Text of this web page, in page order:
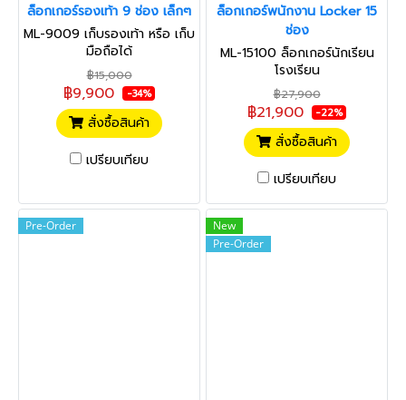
ล็อกเกอร์รองเท้า 9 ช่อง เล็กๆ
ML-9009 เก็บรองเท้า หรือ เก็บ
มือถือได้
฿15,000
฿9,900 -34%
สั่งซื้อสินค้า
เปรียบเทียบ
ล็อกเกอร์พนักงาน Locker 15
ช่อง
ML-15100 ล็อกเกอร์นักเรียน
โรงเรียน
฿27,900
฿21,900 -22%
สั่งซื้อสินค้า
เปรียบเทียบ
Pre-Order
New
Pre-Order